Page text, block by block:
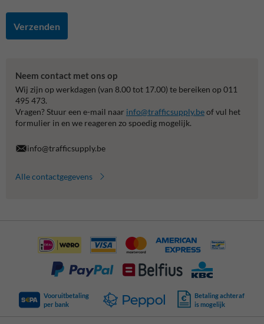
Verzenden
Neem contact met ons op
Wij zijn op werkdagen (van 8.00 tot 17.00) te bereiken op 011
495 473.
Vragen? Stuur een e-mail naar info@trafficsupply.beof vul het
formulier in en we reageren zo spoedig mogelijk.
info@trafficsupply.be
Alle contactgegevens
Vooruitbetaling
per bank
Betaling achteraf
is mogelijk